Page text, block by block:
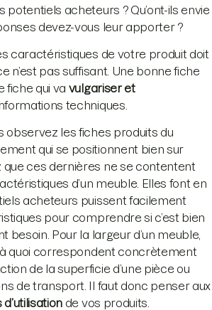
acheteurs ? Qu’ont-ils envie
devez-vous leur apporter ?
caractéristiques de votre produit doit
n’est pas suffisant. Une bonne fiche
fiche qui va vulgariser et
techniques.
observez les fiches produits du
qui se positionnent bien sur
que ces dernières ne se contentent
d’un meuble. Elles font en
acheteurs puissent facilement
pour comprendre si c’est bien
besoin. Pour la largeur d’un meuble,
à quoi correspondent concrètement
de la superficie d’une pièce ou
de transport. Il faut donc penser aux
de vos produits.